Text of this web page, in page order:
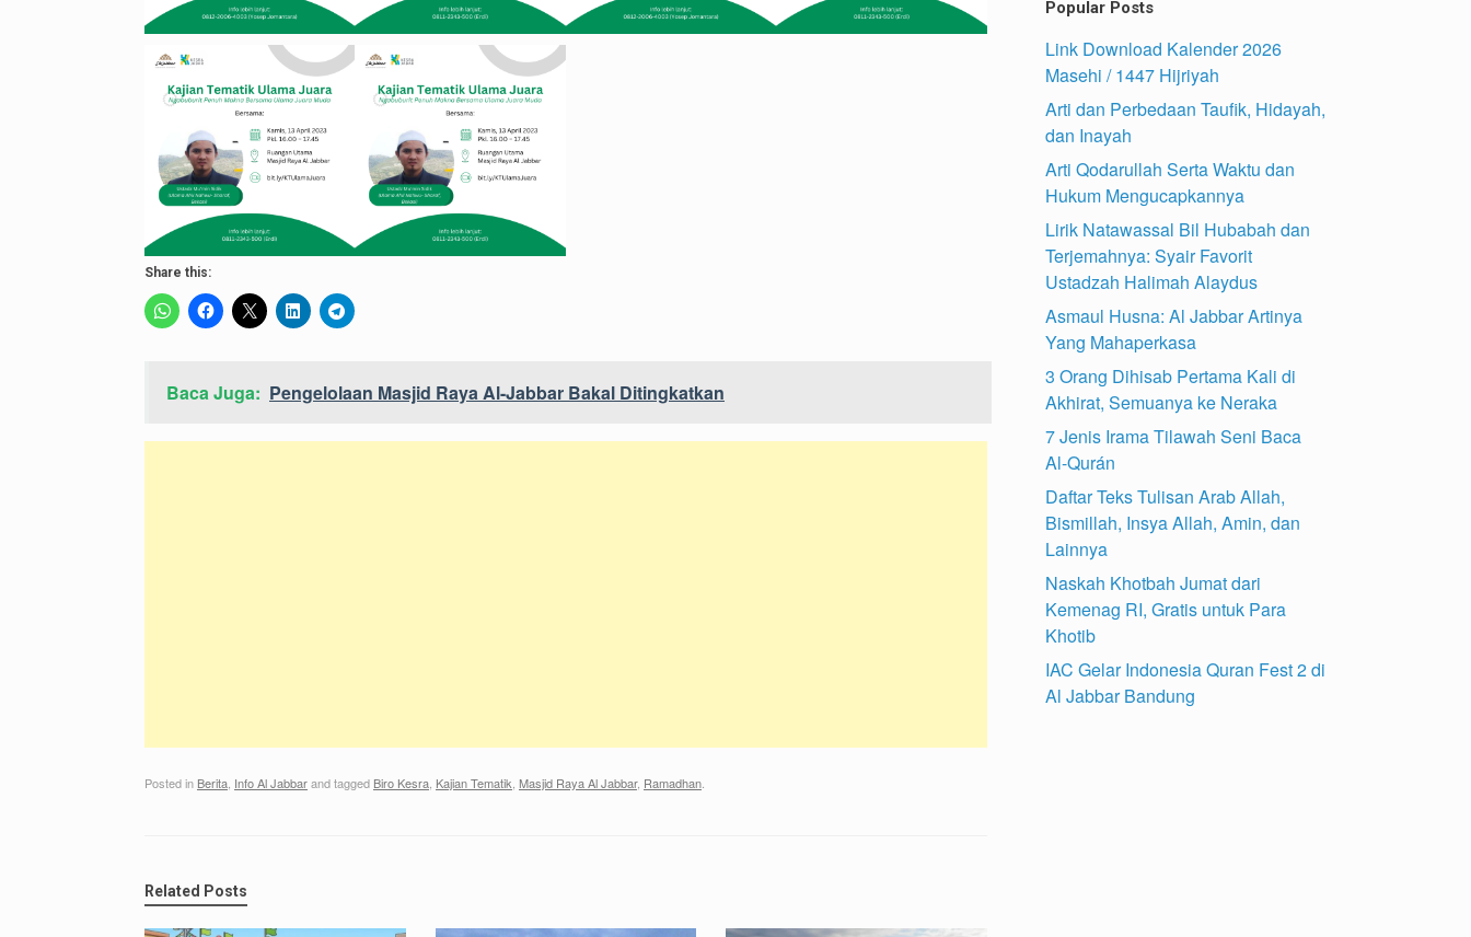
Share this:
Baca Juga: Pengelolaan Masjid Raya Al-Jabbar Bakal Ditingkatkan
Posted in Berita Info Al Jabbarand tagged Biro Kesra Kajian Tematik Masjid Raya Al Jabbar, Ramadhan
Related Posts
Popular Posts
Link Download Kalender 2026
Masehi / 1447 Hijriyah
Arti dan Perbedaan Taufik, Hidayah,
dan Inayah
Arti Qodarullah Serta Waktu dan
Hukum Mengucapkannya
Lirik Natawassal Bil Hubabah dan
Terjemahnya: Syair Favorit
Ustadzah Halimah Alaydus
Asmaul Husna: Al Jabbar Artinya
Yang Mahaperkasa
3 Orang Dihisab Pertama Kali di
Akhirat, Semuanya ke Neraka
7 Jenis Irama Tilawah Seni Baca
Al-Qurán
Daftar Teks Tulisan Arab Allah,
Bismillah, Insya Allah, Amin, dan
Lainnya
Naskah Khotbah Jumat dari
Kemenag RI, Gratis untuk Para
Khotib
IAC Gelar Indonesia Quran Fest 2 di
Al Jabbar Bandung